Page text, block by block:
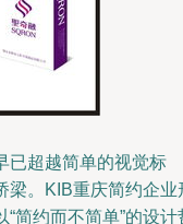
已超越简单的视觉标
梁。KIB重庆简约企业
简约而不简单”的设计